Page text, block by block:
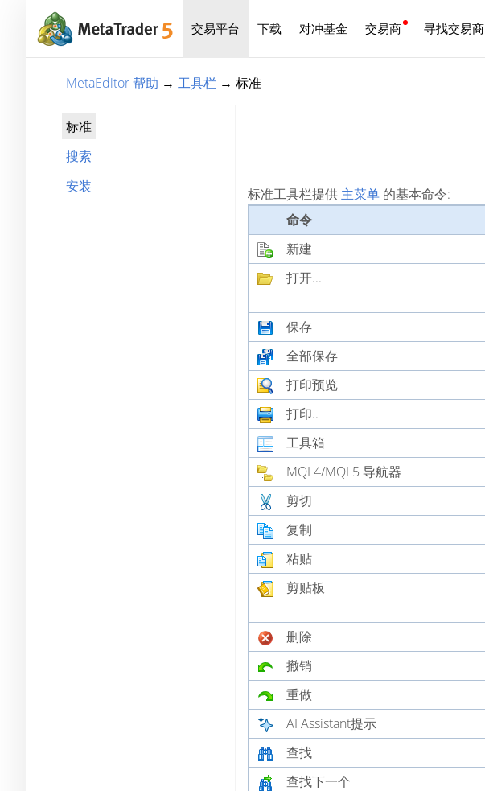
交易平台 下载 对冲基金 交易商 寻找交易商
MetaEditor 帮助 → 工具栏 → 标准
标准
搜索
安装
标准工具栏提供 主菜单 的基本命令:
命令
新建
打开...
保存
全部保存
打印预览
打印..
工具箱
MQL4/MQL5 导航器
剪切
复制
粘贴
剪贴板
删除
撤销
重做
AI Assistant提示
查找
查找下一个